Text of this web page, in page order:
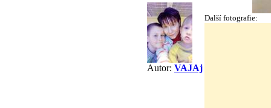
Autor: VAJAj
Další fotografie: